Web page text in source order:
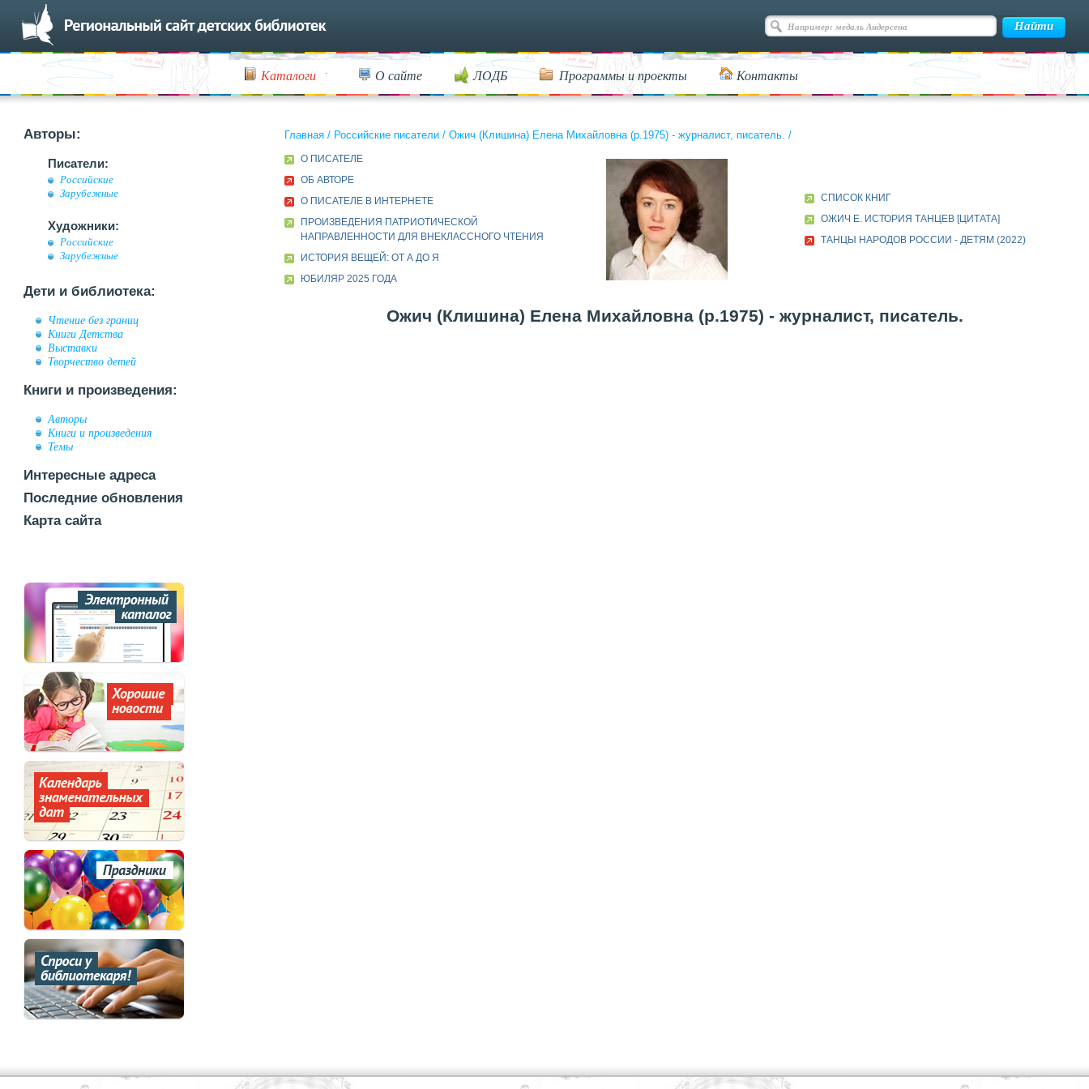
Каталоги О сайте ЛОДБ Программы и проекты Контакты
Авторы:
Писатели:
Российские
Зарубежные
Художники:
Российские
Зарубежные
Дети и библиотека:
Чтение без границ
Книги Детства
Выставки
Творчество детей
Книги и произведения:
Авторы
Книги и произведения
Темы
Интересные адреса
Последние обновления
Карта сайта
Главная / Российские писатели / Ожич (Клишина) Елена Михайловна (р.1975) - журналист, писатель. /
О ПИСАТЕЛЕ
ОБ АВТОРЕ
О ПИСАТЕЛЕ В ИНТЕРНЕТЕ
ПРОИЗВЕДЕНИЯ ПАТРИОТИЧЕСКОЙ
НАПРАВЛЕННОСТИ ДЛЯ ВНЕКЛАССНОГО ЧТЕНИЯ
ИСТОРИЯ ВЕЩЕЙ: ОТ А ДО Я
ЮБИЛЯР 2025 ГОДА
СПИСОК КНИГ
ОЖИЧ Е. ИСТОРИЯ ТАНЦЕВ [ЦИТАТА]
ТАНЦЫ НАРОДОВ РОССИИ - ДЕТЯМ (2022)
Ожич (Клишина) Елена Михайловна (р.1975) - журналист, писатель.